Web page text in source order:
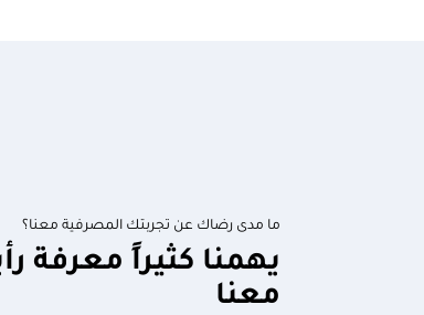
ما مدى رضاك عن تجربتك المصرفية معنا؟
يهمنا كثيراً معرفة
معنا